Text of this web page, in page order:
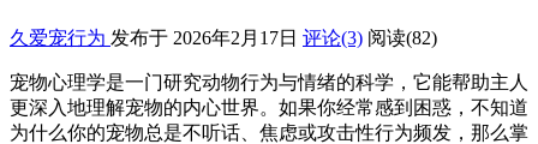
久爱宠行为 发布于 2026年2月17日 评论(3) 阅读(82)
宠物心理学是一门研究动物行为与情绪的科学，它能帮助主人
更深入地理解宠物的内心世界。如果你经常感到困惑，不知道
为什么你的宠物总是不听话、焦虑或攻击性行为频发，那么掌